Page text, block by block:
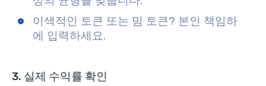
이색적인 토큰 또는 밈 토큰? 본인 책임하
에 입력하세요.
3. 실제 수익률 확인